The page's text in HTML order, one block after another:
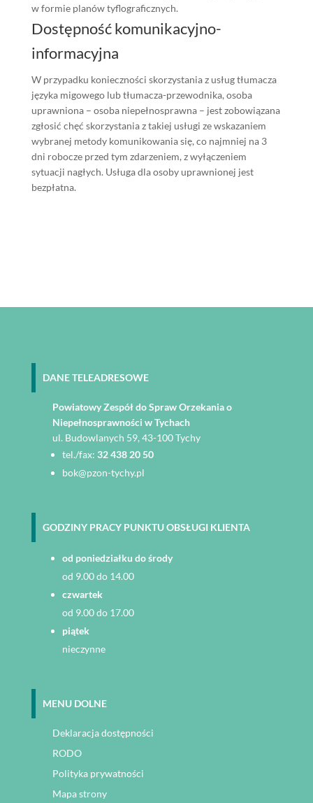
w formie planów tyflograficznych.
Dostępność komunikacyjno-
informacyjna
W przypadku konieczności skorzystania z usług tłumacza
języka migowego lub tłumacza-przewodnika, osoba
uprawniona – osoba niepełnosprawna – jest zobowiązana
zgłosić chęć skorzystania z takiej usługi ze wskazaniem
wybranej metody komunikowania się, co najmniej na 3
dni robocze przed tym zdarzeniem, z wyłączeniem
sytuacji nagłych. Usługa dla osoby uprawnionej jest
bezpłatna.
DANE TELEADRESOWE
Powiatowy Zespół do Spraw Orzekania o
Niepełnosprawności w Tychach
ul. Budowlanych 59, 43-100 Tychy
tel./fax: 32 438 20 50
bok@pzon-tychy.pl
GODZINY PRACY PUNKTU OBSŁUGI KLIENTA
od poniedziałku do środy
od 9.00 do 14.00
czwartek
od 9.00 do 17.00
piątek
nieczynne
MENU DOLNE
Deklaracja dostępności
RODO
Polityka prywatności
Mapa strony